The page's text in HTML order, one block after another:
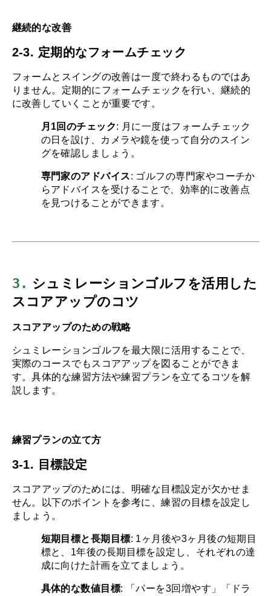
継続的な改善
2-3. 定期的なフォームチェック
フォームとスイングの改善は一度で終わるものではあ
りません。定期的にフォームチェックを行い、継続的
に改善していくことが重要です。
月1回のチェック: 月に一度はフォームチェック
の日を設け、カメラや鏡を使って自分のスイン
グを確認しましょう。
専門家のアドバイス: ゴルフの専門家やコーチか
らアドバイスを受けることで、効率的に改善点
を見つけることができます。
3. シュミレーションゴルフを活用した
スコアアップのコツ
スコアアップのための戦略
シュミレーションゴルフを最大限に活用することで、
実際のコースでもスコアアップを図ることができま
す。具体的な練習方法や練習プランを立てるコツを解
説します。
練習プランの立て方
3-1. 目標設定
スコアアップのためには、明確な目標設定が欠かせま
せん。以下のポイントを参考に、練習の目標を設定し
ましょう。
短期目標と長期目標: 1ヶ月後や3ヶ月後の短期目
標と、1年後の長期目標を設定し、それぞれの達
成に向けた計画を立てましょう。
具体的な数値目標: 「パーを3回増やす」「ドラ